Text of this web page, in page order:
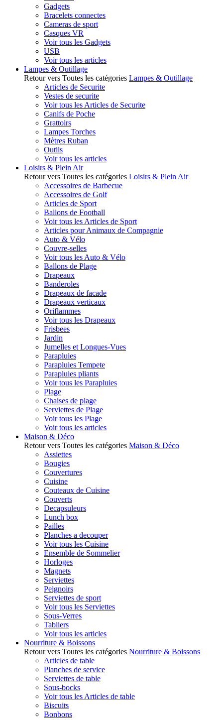
Gadgets
Bracelets connectes
Cameras de sport
Casques VR
Voir tous les Gadgets
USB
Voir tous les articles
Lampes & Outillage
Retour vers Toutes les catégories Lampes & Outillage
Articles de Securite
Vestes de securite
Voir tous les Articles de Securite
Canifs de Poche
Grattoirs
Lampes Torches
Mètres Ruban
Outils
Voir tous les articles
Loisirs & Plein Air
Retour vers Toutes les catégories Loisirs & Plein Air
Accessoires de Barbecue
Accessoires de Golf
Articles de Sport
Ballons de Football
Voir tous les Articles de Sport
Articles pour Animaux de Compagnie
Auto & Vélo
Couvre-selles
Voir tous les Auto & Vélo
Ballons de Plage
Drapeaux
Banderoles
Drapeaux de facade
Drapeaux verticaux
Oriflammes
Voir tous les Drapeaux
Frisbees
Jardin
Jumelles et Longues-Vues
Parapluies
Parapluies Tempete
Parapluies pliants
Voir tous les Parapluies
Plage
Chaises de plage
Serviettes de Plage
Voir tous les Plage
Voir tous les articles
Maison & Déco
Retour vers Toutes les catégories Maison & Déco
Assiettes
Bougies
Couvertures
Cuisine
Couteaux de Cuisine
Couverts
Decapsuleurs
Lunch box
Pailles
Planches a decouper
Voir tous les Cuisine
Ensemble de Sommelier
Horloges
Magnets
Serviettes
Peignoirs
Serviettes de sport
Voir tous les Serviettes
Sous-Verres
Tabliers
Voir tous les articles
Nourriture & Boissons
Retour vers Toutes les catégories Nourriture & Boissons
Articles de table
Planches de service
Serviettes de table
Sous-bocks
Voir tous les Articles de table
Biscuits
Bonbons